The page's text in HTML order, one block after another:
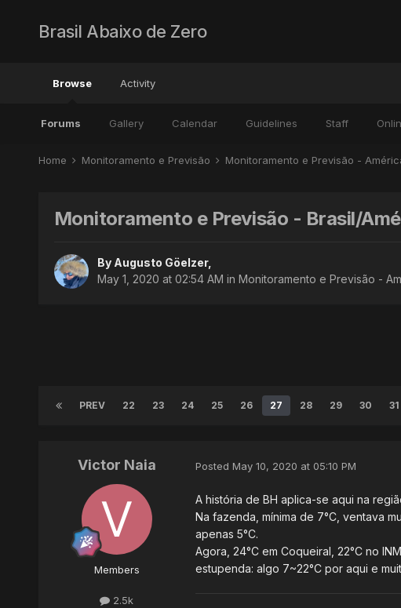
Brasil Abaixo de Zero
Browse
Forums Gallery Calendar Guidelines Staff
Activity
Home Monitoramento e Previsão Monitoramento e Previsão -
Monitoramento e Previsão - Brasil/
By Augusto Göelzer,
May 1, 2020 at 02:54 AM in Monitoramento e Previsão -
PREV 22 23 24 25 26 27 28 29 30 31
Victor Naia
Members
2.5k
Posted May 10, 2020 at 05:10 PM
A história de BH aplica-se aqui na
Na fazenda, mínima de 7°C, ventava
apenas 5°C.
Agora, 24°C em Coqueiral, 22°C no
estupenda: algo 7~22°C por aqui e